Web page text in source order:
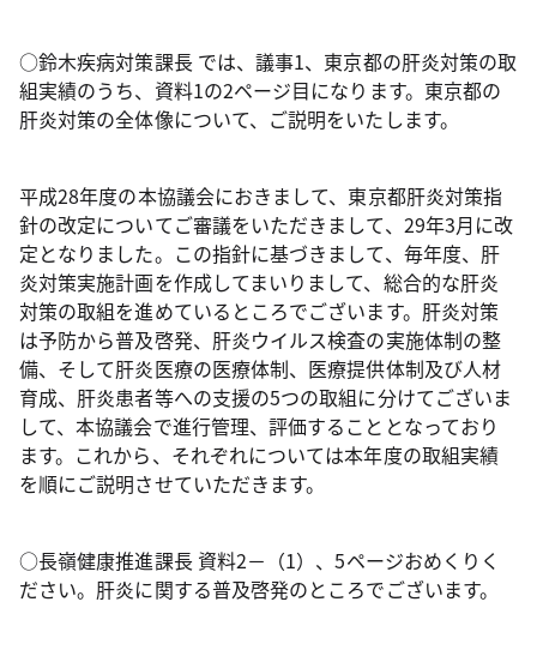
○鈴木疾病対策課長 では、議事1、東京都の肝炎対策の取
組実績のうち、資料1の2ページ目になります。東京都の
肝炎対策の全体像について、ご説明をいたします。
平成28年度の本協議会におきまして、東京都肝炎対策指
針の改定についてご審議をいただきまして、29年3月に改
定となりました。この指針に基づきまして、毎年度、肝
炎対策実施計画を作成してまいりまして、総合的な肝炎
対策の取組を進めているところでございます。肝炎対策
は予防から普及啓発、肝炎ウイルス検査の実施体制の整
備、そして肝炎医療の医療体制、医療提供体制及び人材
育成、肝炎患者等への支援の5つの取組に分けてございま
して、本協議会で進行管理、評価することとなっており
ます。これから、それぞれについては本年度の取組実績
を順にご説明させていただきます。
○長嶺健康推進課長 資料2－（1）、5ページおめくりく
ださい。肝炎に関する普及啓発のところでございます。